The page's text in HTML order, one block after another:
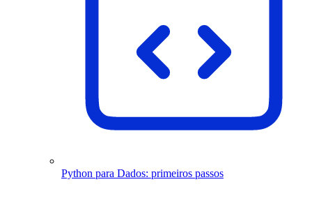
Python para Dados: primeiros passos